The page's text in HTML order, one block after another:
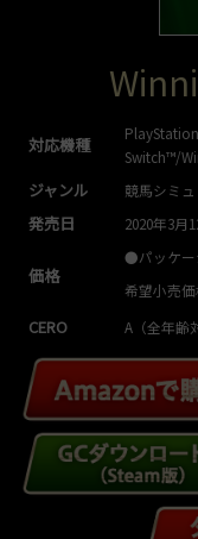
対応機種
Switch™/
ジャンル 競馬シミ
発売日 2020年3月
価格
●パッケー
希望小売
CERO A（全年齢